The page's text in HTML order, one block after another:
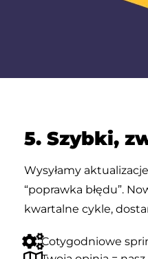
5. Szybki,
Wysyłamy
“poprawka błędu”.
kwartalne cykle,
Cotygodniowe